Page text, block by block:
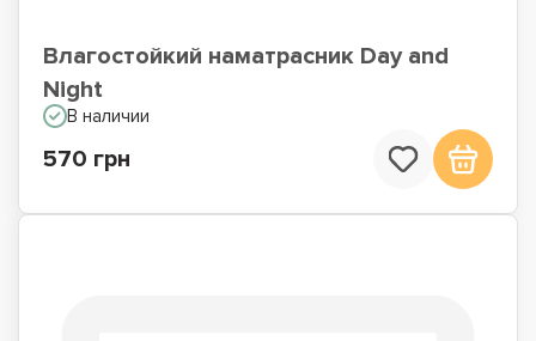
Влагостойкий наматрасник Day and
Night
В наличии
570 грн